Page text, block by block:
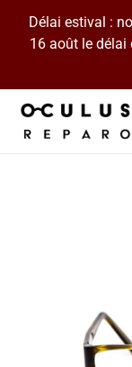
contenu
Délai estival :
16 août le délai